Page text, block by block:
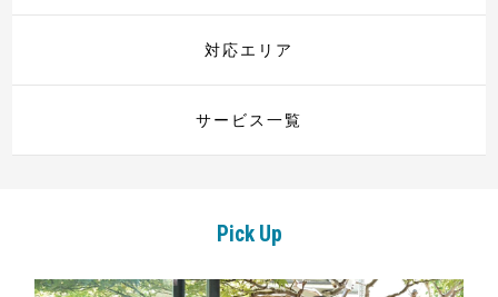
対応エリア
サービス一覧
Pick Up